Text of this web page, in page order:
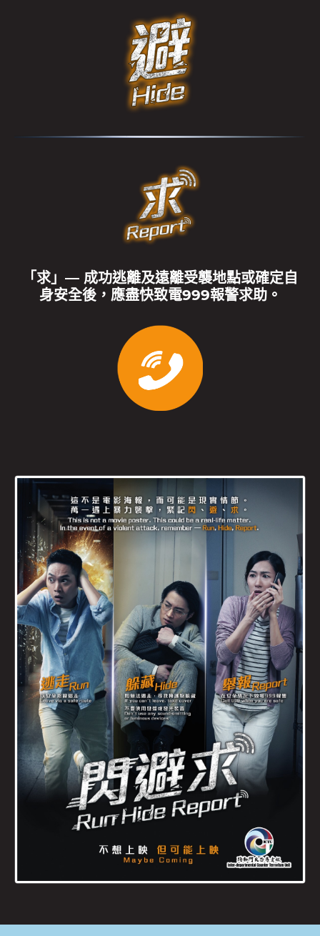
「求」— 成功逃離及遠離受襲地點或確定自
身安全後，應盡快致電999報警求助。